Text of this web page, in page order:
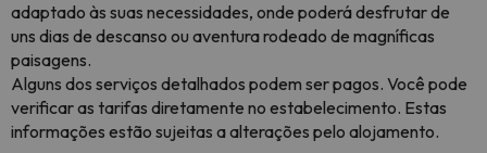
adaptado às suas necessidades, onde poderá desfrutar de
uns dias de descanso ou aventura rodeado de magníficas
paisagens.
Alguns dos serviços detalhados podem ser pagos. Você pode
verificar as tarifas diretamente no estabelecimento. Estas
informações estão sujeitas a alterações pelo alojamento.